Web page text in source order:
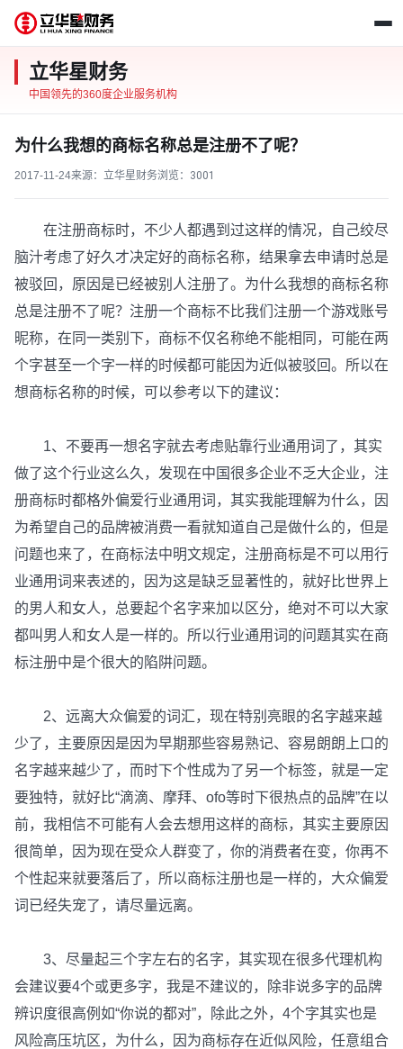
立华星财务
中国领先的360度企业服务机构
为什么我想的商标名称总是注册不了呢？
2017-11-24来源：立华星财务浏览： 3001
在注册商标时，不少人都遇到过这样的情况，自己绞尽
脑汁考虑了好久才决定好的商标名称，结果拿去申请时总是
被驳回，原因是已经被别人注册了。为什么我想的商标名称
总是注册不了呢？注册一个商标不比我们注册一个游戏账号
昵称，在同一类别下，商标不仅名称绝不能相同，可能在两
个字甚至一个字一样的时候都可能因为近似被驳回。所以在
想商标名称的时候，可以参考以下的建议：
1、不要再一想名字就去考虑贴靠行业通用词了，其实
做了这个行业这么久，发现在中国很多企业不乏大企业，注
册商标时都格外偏爱行业通用词，其实我能理解为什么，因
为希望自己的品牌被消费一看就知道自己是做什么的，但是
问题也来了，在商标法中明文规定，注册商标是不可以用行
业通用词来表述的，因为这是缺乏显著性的，就好比世界上
的男人和女人，总要起个名字来加以区分，绝对不可以大家
都叫男人和女人是一样的。所以行业通用词的问题其实在商
标注册中是个很大的陷阱问题。
2、远离大众偏爱的词汇，现在特别亮眼的名字越来越
少了，主要原因是因为早期那些容易熟记、容易朗朗上口的
名字越来越少了，而时下个性成为了另一个标签，就是一定
要独特，就好比“滴滴、摩拜、ofo等时下很热点的品牌”在以
前，我相信不可能有人会去想用这样的商标，其实主要原因
很简单，因为现在受众人群变了，你的消费者在变，你再不
个性起来就要落后了，所以商标注册也是一样的，大众偏爱
词已经失宠了，请尽量远离。
3、尽量起三个字左右的名字，其实现在很多代理机构
会建议要4个或更多字，我是不建议的，除非说多字的品牌
辨识度很高例如“你说的都对”，除此之外，4个字其实也是
风险高压坑区，为什么，因为商标存在近似风险，任意组合